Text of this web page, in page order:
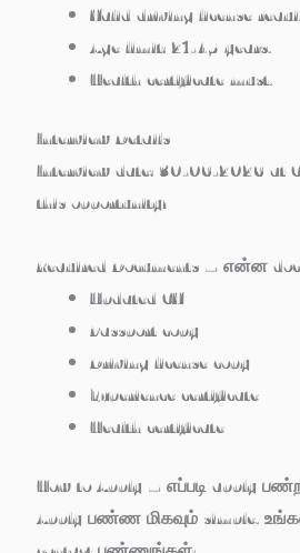
Valid driving license
Age limit: 21-45 years.
Health certificate must.
Interview Details
Interview date: 30-06-2026 at
this opportunity!
Required Documents – என்ன
Updated CV
Passport copy
Driving license copy
Experience certificate
Health certificate
How to Apply – எப்படி apply
Apply பண்ண மிகவும் simple.